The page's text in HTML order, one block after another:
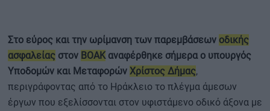
Στο εύρος και την ωρίμανση των παρεμβάσεων οδικής
ασφαλείας στον ΒΟΑΚαναφέρθηκε σήμερα ο υπουργός
Υποδομών και Μεταφορών Χρίστος Δήμας,
περιγράφοντας από το Ηράκλειο το πλέγμα άμεσων
έργων που εξελίσσονται στον υφιστάμενο οδικό άξονα με